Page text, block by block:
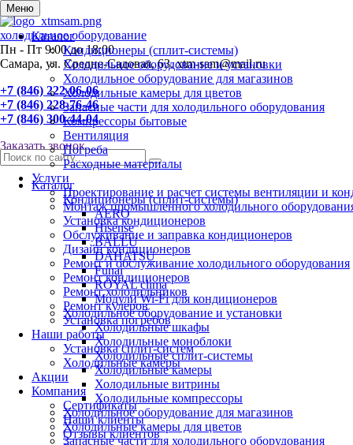
Меню
Каталог
Кондиционеры (сплит-системы)
Холодильное оборудование и установки
Холодильное оборудование для магазинов
Холодильные камеры для цветов
Запасные части для холодильного оборудования
Компрессоры бытовые
Вентиляция
Погреба
Расходные материалы
Услуги
Проектирование и расчет системы вентиляции и
Монтаж промышленного холодильного
Установка кондиционеров
Обслуживание и заправка кондиционеров
Дизайн кондиционеров
Ремонт и обслуживание холодильного оборудования
Ремонт кондиционеров
Ремонт холодильников
Ремонт кулеров
Установка погребов
Наши работы
Установка сплит-систем
Холодильные камеры
Акции
Компания
Сертификаты
Наши клиенты
Отзывы клиентов
0
холодильное оборудование
Пн - Пт 9:00 до 18:00
Самара, ул. Средне-Садовая, 63. xtm-sam@mail.ru
+7 (846) 222-06-06
+7 (846) 228-76-46
+7 (846) 300-44-04
Заказать звонок
Каталог
Кондиционеры (сплит-системы)
AERO
Hisense
BALLU
DAHATSU
Funai
ROYAL clima
Модули Wi-Fi для кондиционеров
Холодильное оборудование и установки
Холодильные шкафы
Холодильные моноблоки
Холодильные сплит-системы
Холодильные камеры
Холодильные витрины
Холодильные компрессоры
Холодильное оборудование для магазинов
Холодильные камеры для цветов
Запасные части для холодильного оборудования